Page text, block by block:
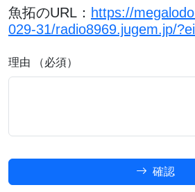
魚拓のURL： https://
029-31/radio8969.jugem.jp/
理由 （必須）
確認